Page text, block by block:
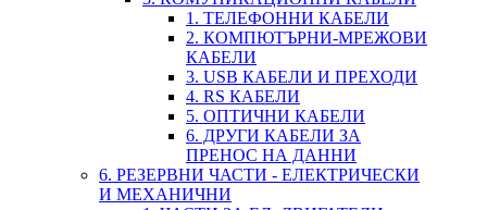
1. ТЕЛЕФОННИ КАБЕЛИ
2. КОМПЮТЪРНИ-МРЕЖОВИ
КАБЕЛИ
3. USB КАБЕЛИ И ПРЕХОДИ
4. RS КАБЕЛИ
5. ОПТИЧНИ КАБЕЛИ
6. ДРУГИ КАБЕЛИ ЗА
ПРЕНОС НА ДАННИ
6. РЕЗЕРВНИ ЧАСТИ - ЕЛЕКТРИЧЕСКИ
И МЕХАНИЧНИ